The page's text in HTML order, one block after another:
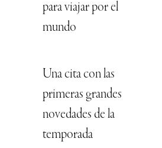
para viajar por el
mundo
Una cita con las
primeras grandes
novedades de la
temporada